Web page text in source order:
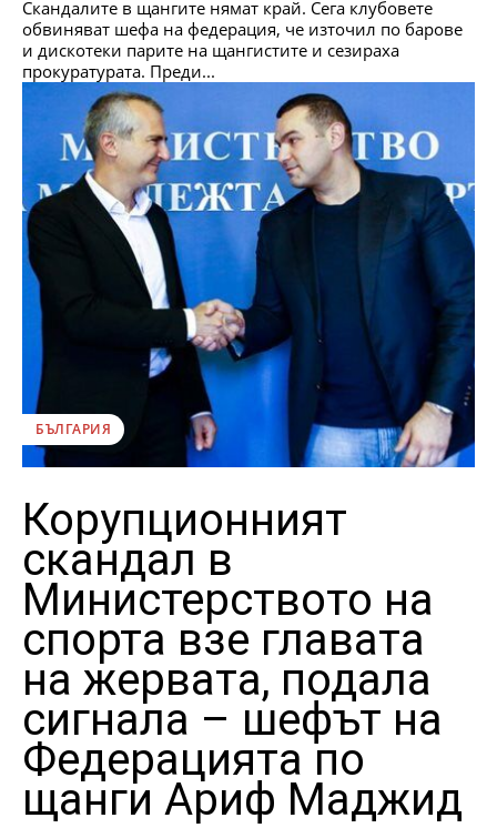
Скандалите в щангите нямат край. Сега клубовете
обвиняват шефа на федерация, че източил по барове
и дискотеки парите на щангистите и сезираха
прокуратурата. Преди...
БЪЛГАРИЯ
Корупционният
скандал в
Министерството на
спорта взе главата
на жервата, подала
сигнала – шефът на
Федерацията по
щанги Ариф Маджид